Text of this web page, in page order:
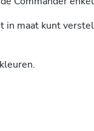
in maat kunt